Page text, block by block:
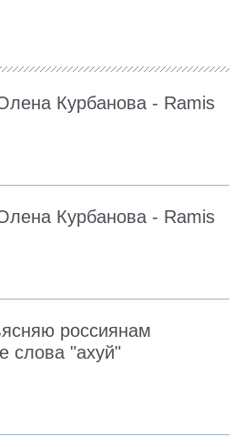
Курбанова - Ramis
Курбанова - Ramis
россиянам
слова "ахуй"